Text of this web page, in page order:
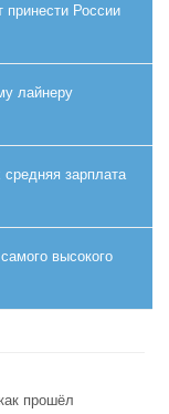
принести России
лайнеру
зарплата
высокого
прошёл